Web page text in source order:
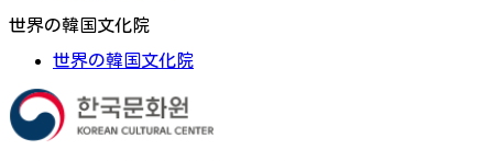
世界の韓国文化院
世界の韓国文化院